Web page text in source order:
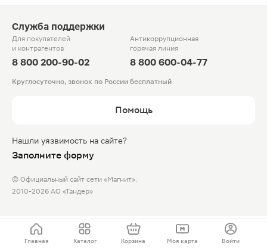
Служба поддержки
Для покупателей
и контрагентов
8 800 200-90-02
Антикоррупционная
горячая линия
8 800 600-04-77
Круглосуточно, звонок по России бесплатный
Помощь
Нашли уязвимость на сайте?
Заполните форму
© Официальный сайт сети «Магнит».
2010-2026 АО «Тандер»
Главная Каталог Корзина Моя карта Войти